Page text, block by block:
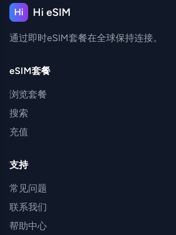
Hi Hi eSIM
通过即时eSIM套餐在全球保持连接。
eSIM套餐
浏览套餐
搜索
充值
支持
常见问题
联系我们
帮助中心